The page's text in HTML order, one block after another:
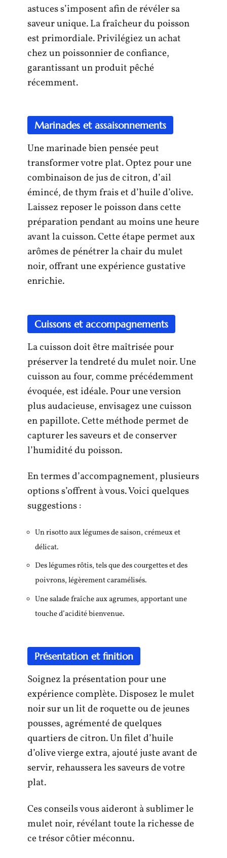
astuces s’imposent afin de révéler sa
saveur unique. La fraîcheur du poisson
est primordiale. Privilégiez un achat
chez un poissonnier de confiance,
garantissant un produit pêché
récemment.
Marinades et assaisonnements
Une marinade bien pensée peut
transformer votre plat. Optez pour une
combinaison de jus de citron, d’ail
émincé, de thym frais et d’huile d’olive.
Laissez reposer le poisson dans cette
préparation pendant au moins une heure
avant la cuisson. Cette étape permet aux
arômes de pénétrer la chair du mulet
noir, offrant une expérience gustative
enrichie.
Cuissons et accompagnements
La cuisson doit être maîtrisée pour
préserver la tendreté du mulet noir. Une
cuisson au four, comme précédemment
évoquée, est idéale. Pour une version
plus audacieuse, envisagez une cuisson
en papillote. Cette méthode permet de
capturer les saveurs et de conserver
l’humidité du poisson.
En termes d’accompagnement, plusieurs
options s’offrent à vous. Voici quelques
suggestions :
Un risotto aux légumes de saison, crémeux et
délicat.
Des légumes rôtis, tels que des courgettes et des
poivrons, légèrement caramélisés.
Une salade fraîche aux agrumes, apportant une
touche d’acidité bienvenue.
Présentation et finition
Soignez la présentation pour une
expérience complète. Disposez le mulet
noir sur un lit de roquette ou de jeunes
pousses, agrémenté de quelques
quartiers de citron. Un filet d’huile
d’olive vierge extra, ajouté juste avant de
servir, rehaussera les saveurs de votre
plat.
Ces conseils vous aideront à sublimer le
mulet noir, révélant toute la richesse de
ce trésor côtier méconnu.